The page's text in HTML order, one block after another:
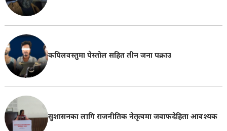
कपिलवस्तुमा पेस्तोल सहित तीन जना पक्राउ
सुशासनका लागि राजनीतिक नेतृत्वमा जवाफदेहिता आवश्यक